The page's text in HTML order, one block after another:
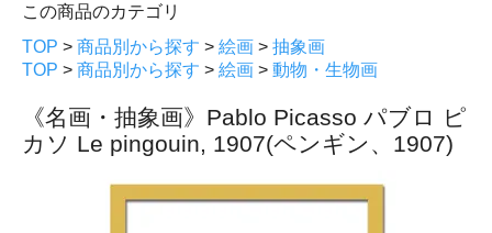
この商品のカテゴリ
TOP > 商品別から探す > 絵画 > 抽象画
TOP > 商品別から探す > 絵画 > 動物・生物画
《名画・抽象画》Pablo Picasso パブロ ピ
カソ Le pingouin, 1907(ペンギン、1907)